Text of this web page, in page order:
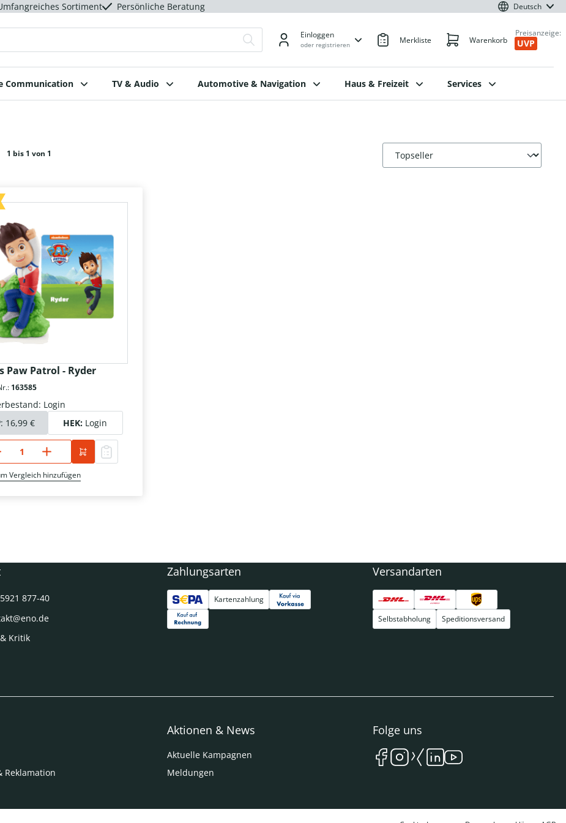
Sortiment Persönliche Beratung Deutsch
Einloggen
oder registrieren Merkliste Warenkorb
Preisanzeige:
UVP
Communication TV & Audio Automotive & Navigation Haus & Freizeit Services
1 bis 1 von 1
Paw Patrol - Ryder
163585
Login
16,99 € HEK: Login
Vergleich hinzufügen
877-40
Kritik
Reklamation
Aktionen & News
Aktuelle Kampagnen
Meldungen
Zahlungsarten
Kartenzahlung
Versandarten
Selbstabholung Speditionsversand
Folge uns